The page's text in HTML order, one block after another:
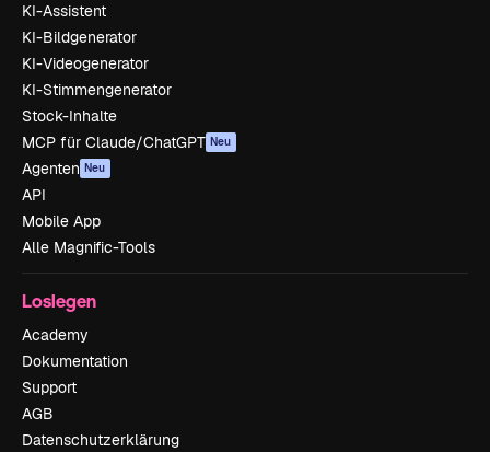
KI-Assistent
KI-Bildgenerator
KI-Videogenerator
KI-Stimmengenerator
Stock-Inhalte
MCP für Claude/ChatGPT Neu
Agenten Neu
API
Mobile App
Alle Magnific-Tools
Loslegen
Academy
Dokumentation
Support
AGB
Datenschutzerklärung